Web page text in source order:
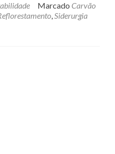
Marcado Carvão
,Siderurgia